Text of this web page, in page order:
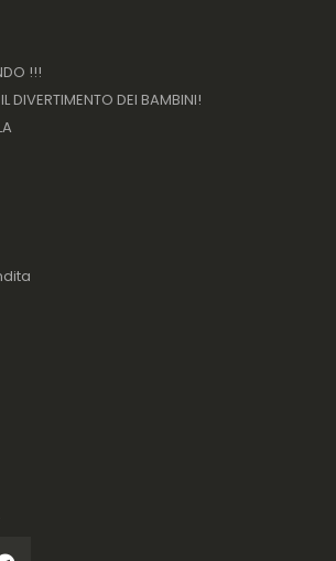
!!!
DIVERTIMENTO DEI BAMBINI!